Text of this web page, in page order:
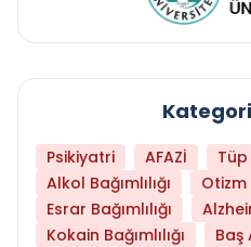
Psikiyatri AFAZİ
Alkol Bağımlılığı
Otizm
Esrar Bağımlılığı
Kokain Bağımlılığı
Baş